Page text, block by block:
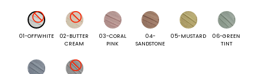
01-OFFWHITE
02-BUTTER
CREAM
03-CORAL
PINK
04-
SANDSTONE
05-MUSTARD
06-GREEN
TINT